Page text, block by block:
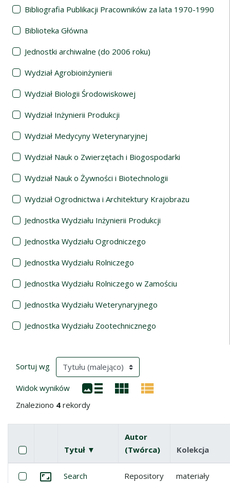
Bibliografia Publikacji Pracowników za lata 1970-1990
Biblioteka Główna
Jednostki archiwalne (do 2006 roku)
Wydział Agrobioinżynierii
Wydział Biologii Środowiskowej
Wydział Inżynierii Produkcji
Wydział Medycyny Weterynaryjnej
Wydział Nauk o Zwierzętach i Biogospodarki
Wydział Nauk o Żywności i Biotechnologii
Wydział Ogrodnictwa i Architektury Krajobrazu
Jednostka Wydziału Inżynierii Produkcji
Jednostka Wydziału Ogrodniczego
Jednostka Wydziału Rolniczego
Jednostka Wydziału Rolniczego w Zamościu
Jednostka Wydziału Weterynaryjnego
Jednostka Wydziału Zootechnicznego
Wyniki wyszukiwania
Sortuj wg (automatyczne przeładowanie treści)
Widok wyników
Znaleziono 4 rekordy
Lista pozycji
Pole wyboru
Zaznacz wszystkie pozycje
Miniatura
Tytuł ▼ (malejąco)
Autor
(Twórca)
Kolekcja
Zaznacz: Search
Search
Repository
materiały